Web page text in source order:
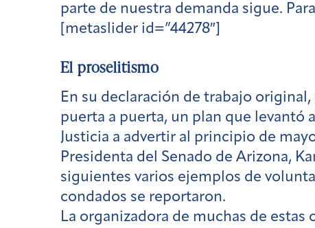
parte de nuestra demanda sigue.
[metaslider id=”44278″]
El proselitismo
En su declaración de trabajo
puerta a puerta, un plan que levantó
Justicia a advertir al principio de
Presidenta del Senado de Arizona,
siguientes varios ejemplos de
condados se reportaron.
La organizadora de muchas de